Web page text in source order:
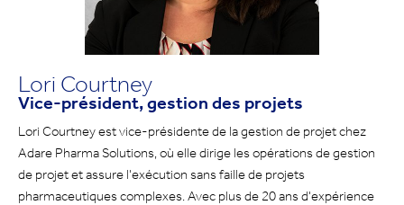
Lori Courtney
Vice-président, gestion des projets
Lori Courtney est vice-présidente de la gestion de projet chez
Adare Pharma Solutions, où elle dirige les opérations de gestion
de projet et assure l'exécution sans faille de projets
pharmaceutiques complexes. Avec plus de 20 ans d'expérience